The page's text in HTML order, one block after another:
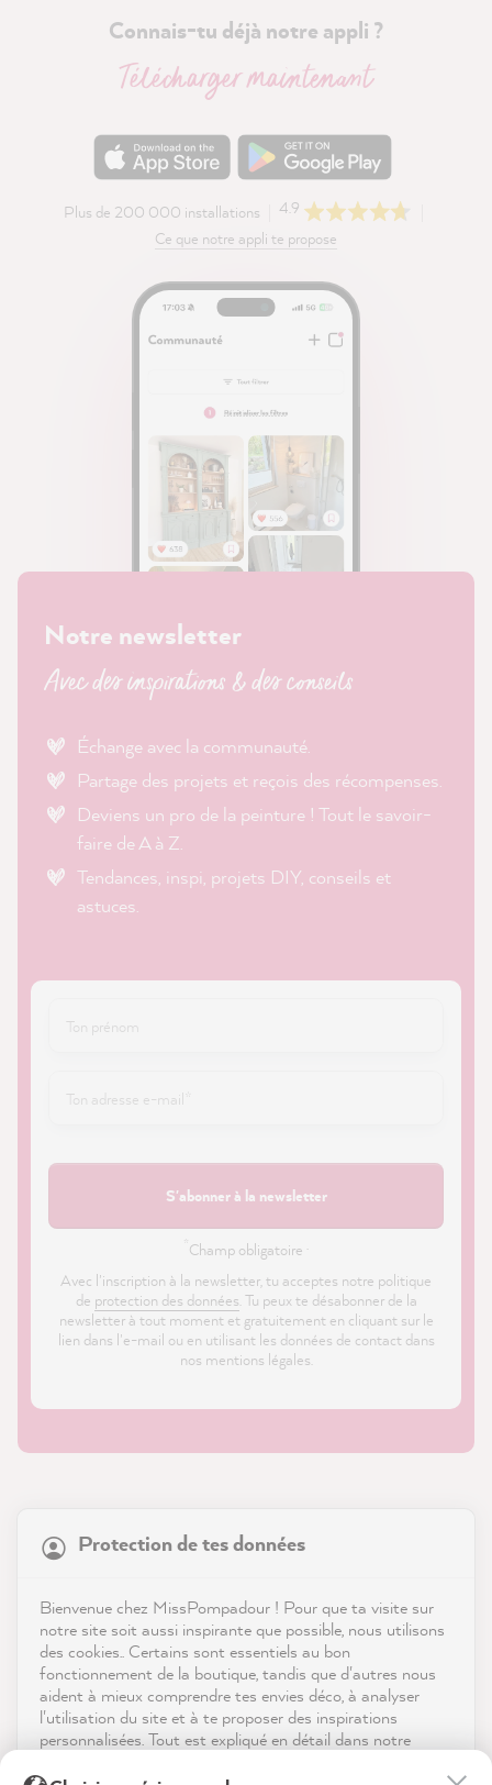
Connais-tu déjà notre appli ?
Télécharger maintenant
Plus de 200 000 installations
4.9
Ce que notre appli te propose
Notre newsletter
Avec des inspirations & des conseils
Échange avec la communauté.
Partage des projets et reçois des récompenses.
Deviens un pro de la peinture ! Tout le savoir-
faire de A à Z.
Tendances, inspi, projets DIY, conseils et
astuces.
S'abonner à la newsletter
Champ obligatoire ·
Avec l'inscription à la newsletter, tu acceptes notre politique
de protection des données. Tu peux te désabonner de la
newsletter à tout moment et gratuitement en cliquant sur le
lien dans l'e-mail ou en utilisant les données de contact dans
nos mentions légales.
Boutique
Service
Contact
Télécharger l'appli
Protection de tes données
Bienvenue chez MissPompadour ! Pour que ta visite sur
notre site soit aussi inspirante que possible, nous utilisons
des cookies.. Certains sont essentiels au bon
fonctionnement de la boutique, tandis que d'autres nous
aident à mieux comprendre tes envies déco, à analyser
l'utilisation du site et à te proposer des inspirations
personnalisées. Tout est expliqué en détail dans notre
reviews-io